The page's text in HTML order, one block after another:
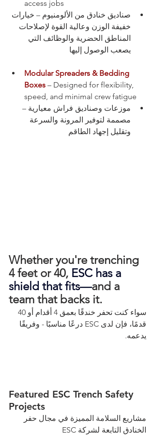
access jobs
صناديق خنادق من الألومنيوم – خيارات
خفيفة الوزن وعالية القوة لإصلاحات
المناطق الحضرية والوظائف التي
يصعب الوصول إليها
Modular Spreaders & Bedding
Boxes – Designed for flexibility,
speed, and minimal crew fatigue
موزعات وصناديق فراش معيارية –
مصممة لتوفير المرونة والسرعة
وتقليل إجهاد الطاقم
Whether you're trenching
4 feet or 40, ESC has a
shield that fits—and a
team that backs it.
قدمًا، فإن لدى ESC درعًا مناسبًا - وفريقًا
يدعمه.
Featured ESC Trench Safety
Projects
مشاريع السلامة المميزة في مجال حفر
الخنادق التابعة لشركة ESC